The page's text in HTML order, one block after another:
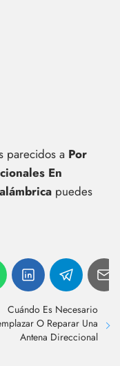
parecidos a Por
En
puedes
Cuándo Es Necesario
O Reparar Una
Antena Direccional